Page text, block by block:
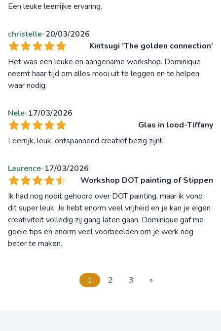
Een leuke leerrijke ervaring.
christelle•20/03/2026
Kintsugi ‘The golden connection’
Het was een leuke en aangename workshop. Dominique
neemt haar tijd om alles mooi uit te leggen en te helpen
waar nodig.
Nele•17/03/2026
Glas in lood-Tiffany
Leerrijk, leuk, ontspannend creatief bezig zijn!!
Laurence•17/03/2026
Workshop DOT painting of Stippen
Ik had nog nooit gehoord over DOT painting, maar ik vond
dit super leuk. Je hebt enorm veel vrijheid en je kan je eigen
creativiteit volledig zij gang laten gaan. Dominique gaf me
goeie tips en enorm veel voorbeelden om je werk nog
beter te maken.
1 2 3 »